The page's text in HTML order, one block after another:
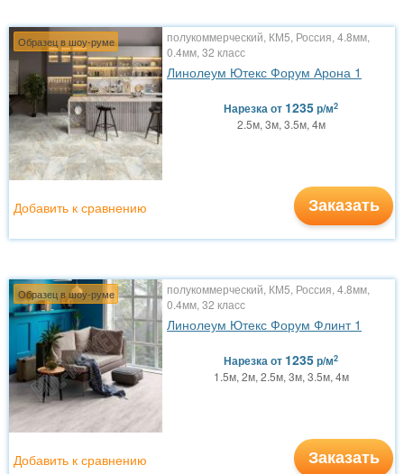
Образец в шоу-руме
полукоммерческий, КМ5, Россия, 4.8мм,
0.4мм, 32 класс
Линолеум Ютекс Форум Арона 1
Нарезкаот 1235р/м2
2.5м, 3м, 3.5м, 4м
Заказать
Добавить к сравнению
Образец в шоу-руме
полукоммерческий, КМ5, Россия, 4.8мм,
0.4мм, 32 класс
Линолеум Ютекс Форум Флинт 1
Нарезкаот 1235р/м2
1.5м, 2м, 2.5м, 3м, 3.5м, 4м
Заказать
Добавить к сравнению